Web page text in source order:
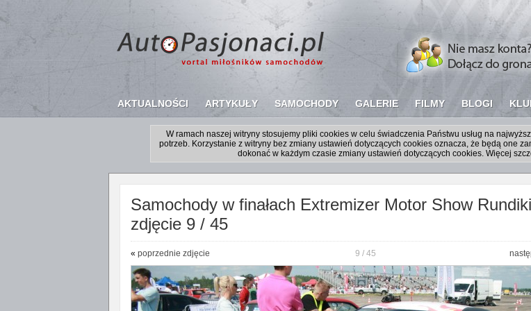
AKTUALNOŚCI ARTYKUŁY SAMOCHODY GALERIE FILMY BLOGI
W ramach naszej witryny stosujemy pliki cookies w celu świadczenia Państwu usług na
potrzeb. Korzystanie z witryny bez zmiany ustawień dotyczących cookies oznacza, że będą one
dokonać w każdym czasie zmiany ustawień dotyczących cookies. Więcej
Samochody w finałach Extremizer Motor Show
zdjęcie 9 / 45
« poprzednie zdjęcie 9 / 45